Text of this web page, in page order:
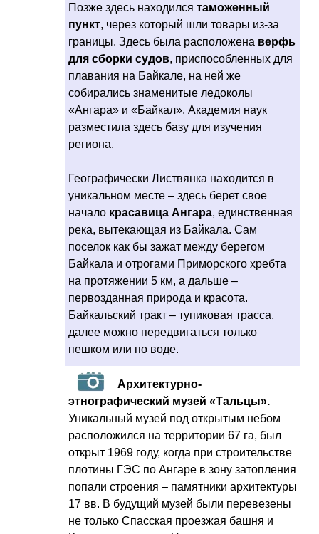
Позже здесь находился таможенный
пункт, через который шли товары из-за
границы. Здесь была расположена верфь
для сборки судов, приспособленных для
плавания на Байкале, на ней же
собирались знаменитые ледоколы
«Ангара» и «Байкал». Академия наук
разместила здесь базу для изучения
региона.
Географически Листвянка находится в
уникальном месте – здесь берет свое
начало красавица Ангара, единственная
река, вытекающая из Байкала. Сам
поселок как бы зажат между берегом
Байкала и отрогами Приморского хребта
на протяжении 5 км, а дальше –
первозданная природа и красота.
Байкальский тракт – тупиковая трасса,
далее можно передвигаться только
пешком или по воде.
Архитектурно-
этнографический музей «Тальцы».
Уникальный музей под открытым небом
расположился на территории 67 га, был
открыт 1969 году, когда при строительстве
плотины ГЭС по Ангаре в зону затопления
попали строения – памятники архитектуры
17 вв. В будущий музей были перевезены
не только Спасская проезжая башня и